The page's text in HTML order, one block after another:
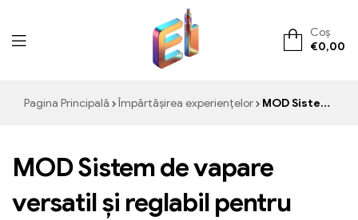
ElementVape.de
Coș
€0,00
Pagina Principală Împărtășirea experiențelor MOD Sistem de vapare versatil și reglabil pentru setări individuale și performanță maximă
MOD Sistem de vapare
versatil și reglabil pentru